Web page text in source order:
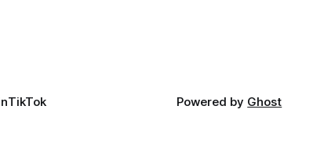
TikTok Powered by Ghost